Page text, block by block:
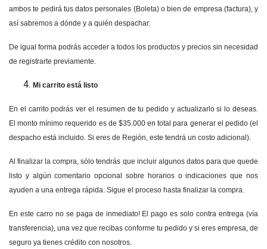
ambos te pedirá tus datos personales (Boleta) o bien de empresa (factura), y
así sabremos a dónde y a quién despachar.
De igual forma podrás acceder a todos los productos y precios sin necesidad
de registrarte previamente.
Mi carrito está listo
En el carrito podrás ver el resumen de tu pedido y actualizarlo si lo deseas.
El monto mínimo requerido es de $35.000 en total para generar el pedido (el
despacho está incluido. Si eres de Región, este tendrá un costo adicional).
Al finalizar la compra, sólo tendrás que incluir algunos datos para que quede
listo y algún comentario opcional sobre horarios o indicaciones que nos
ayuden a una entrega rápida. Sigue el proceso hasta finalizar la compra.
En este carro no se paga de inmediato! El pago es solo contra entrega (vía
transferencia), una vez que recibas conforme tu pedido y si eres empresa, de
seguro ya tienes crédito con nosotros.